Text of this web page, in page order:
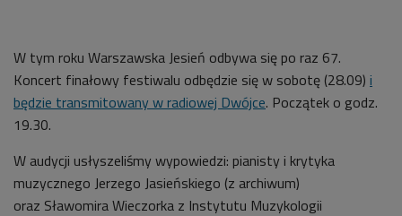
W tym roku Warszawska Jesień odbywa się po raz 67.
Koncert finałowy festiwalu odbędzie się w sobotę (28.09) i
będzie transmitowany w radiowej Dwójce. Początek o godz.
19.30.
W audycji usłyszeliśmy wypowiedzi: pianisty i krytyka
muzycznego Jerzego Jasieńskiego (z archiwum)
oraz Sławomira Wieczorka z Instytutu Muzykologii